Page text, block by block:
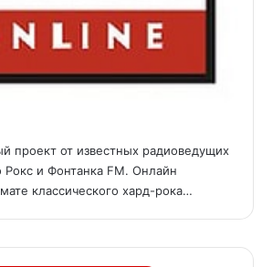
проект от известных радиоведущих
Рокс и Фонтанка FM. Онлайн
классического хард-рока…